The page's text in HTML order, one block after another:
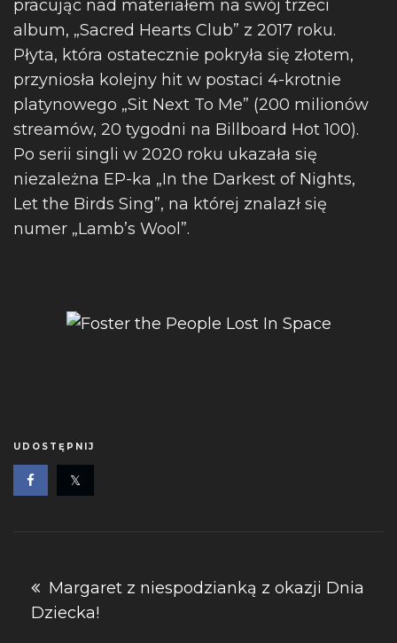
pracując nad materiałem na swój trzeci
album, „Sacred Hearts Club” z 2017 roku.
Płyta, która ostatecznie pokryła się złotem,
przyniosła kolejny hit w postaci 4-krotnie
platynowego „Sit Next To Me” (200 milionów
streamów, 20 tygodni na Billboard Hot 100).
Po serii singli w 2020 roku ukazała się
niezależna EP-ka „In the Darkest of Nights,
Let the Birds Sing”, na której znalazł się
numer „Lamb’s Wool”.
UDOSTĘPNIJ
Nawigacja
wpisu
Margaret z niespodzianką z okazji Dnia
Dziecka!